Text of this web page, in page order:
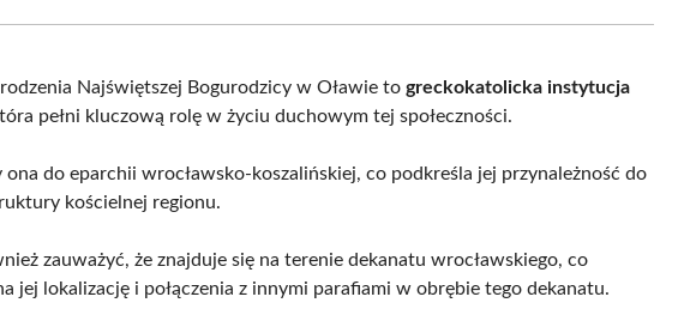
(Twitter)
Najświętszej Bogurodzicy w Oławie togreckokatolicka instytucja
pełni kluczową rolę w życiu duchowym tej społeczności.
ona do eparchii wrocławsko-koszalińskiej, co podkreśla jej przynależność do
kościelnej regionu.
zauważyć, że znajduje się na terenie dekanatu wrocławskiego, co
jej lokalizację i połączenia z innymi parafiami w obrębie tego dekanatu.